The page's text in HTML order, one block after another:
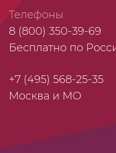
Телефоны
8 (800) 350-39-69
Бесплатно по
+7 (495) 568-25-35
Москва и МО